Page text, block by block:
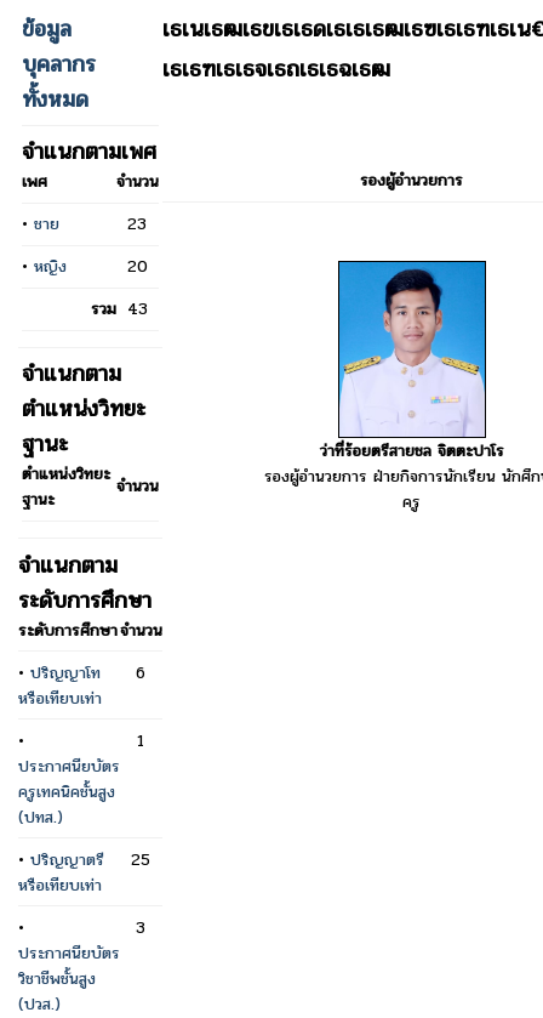
ข้อมูล
บุคลากร
ทั้งหมด
จำแนกตามเพศ
เพศ
จำนวน
• ชาย
23
• หญิง
20
รวม 43
จำแนกตาม
ตำแหน่งวิทยะ
ฐานะ
ตำแหน่งวิทยะ
ฐานะ
จำนวน
จำแนกตาม
ระดับการศึกษา
ระดับการศึกษาจำนวน
• ปริญญาโท
หรือเทียบเท่า
6
•
ประกาศนียบัตร
ครูเทคนิคชั้นสูง
(ปทส.)
1
• ปริญญาตรี
หรือเทียบเท่า
25
•
ประกาศนียบัตร
วิชาชีพชั้นสูง
(ปวส.)
3
เธเนเธฒเธขเธเธดเธเธเธฒเธฃเธเธฑเธเ
เธเธฑเธเธจเธถเธเธฉเธฒ
รองผู้อำนวยการ
ว่าที่ร้อยตรีสายชล จิตตะปาโร
รองผู้อำนวยการ ฝ่ายกิจการนักเรียน นักศึ
ครู